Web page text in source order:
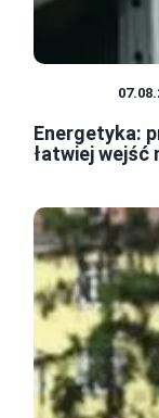
Energetyka:
łatwiej wejść